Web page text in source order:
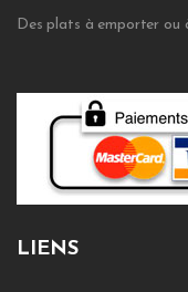
Des plats à emporter ou
LIENS